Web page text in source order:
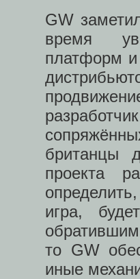
GW
время
платформ и
британцы
проекта
игра,
то GW
иные